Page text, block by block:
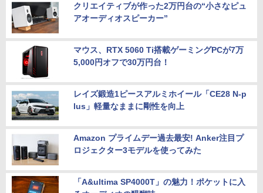
クリエイティブが作った2万円台の“小さなピュ
アオーディオスピーカー”
マウス、RTX 5060 Ti搭載ゲーミングPCが7万
5,000円オフで30万円台！
レイズ鍛造1ピースアルミホイール「CE28 N-p
lus」軽量なままに剛性を向上
Amazon プライムデー過去最安! Anker注目プ
ロジェクター3モデルを使ってみた
「A&ultima SP4000T」の魅力！ポケットに入